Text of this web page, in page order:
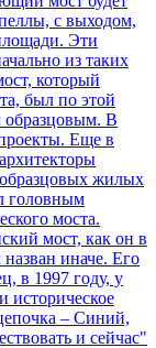
с выходом,
Эти
из таких
который
был по этой
образцовым. В
Еще в
жилых
головным
моста.
мост, как он в
иначе. Его
в 1997 году, у
историческое
– Синий,
и сейчас"